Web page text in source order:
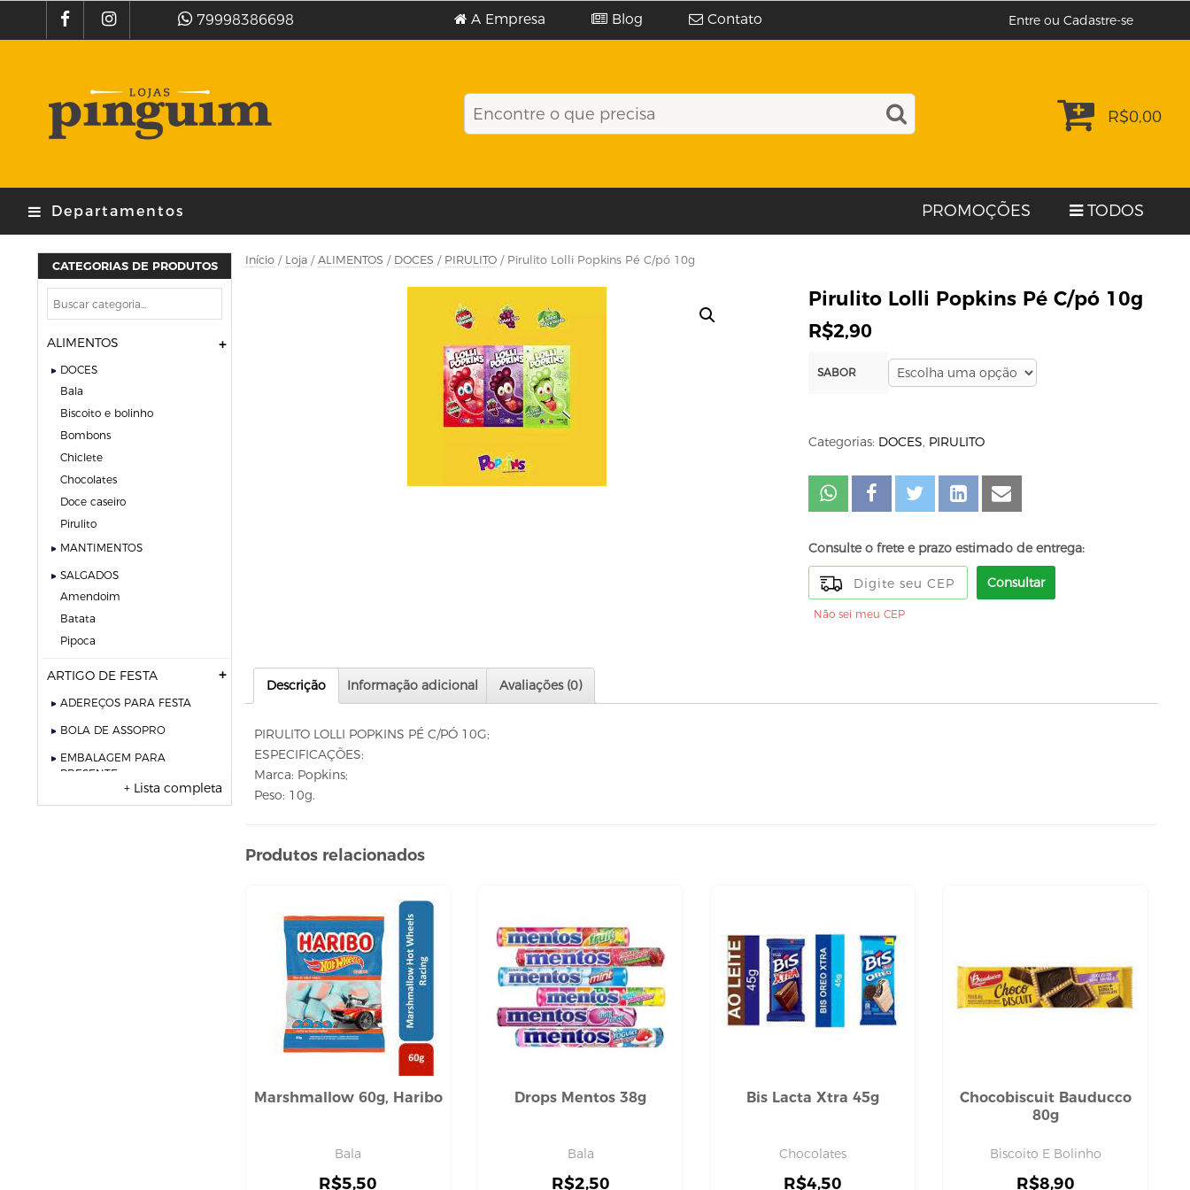
79998386698 A Empresa Blog Contato Entre ou Cadastre-se
R$0,00
Departamentos PROMOÇÕES TODOS
Início / Loja / ALIMENTOS / DOCES / PIRULITO / Pirulito Lolli Popkins Pé C/pó 10g
Pirulito Lolli Popkins Pé C/pó 10g
R$2,90
SABOR
Categorias: DOCES, PIRULITO
Consulte o frete e prazo estimado de entrega:
Consultar
Não sei meu CEP
Descrição Informação adicional Avaliações (0)
PIRULITO LOLLI POPKINS PÉ C/PÓ 10G;
ESPECIFICAÇÕES:
Marca: Popkins;
Peso: 10g.
Produtos relacionados
Marshmallow 60g, Haribo
Bala
R$5,50
Drops Mentos 38g
Bala
R$2,50
Bis Lacta Xtra 45g
Chocolates
R$4,50
Chocobiscuit Bauducco
80g
Biscoito E Bolinho
R$8,90
CATEGORIAS DE PRODUTOS
ALIMENTOS
DOCES
bala
biscoito e bolinho
bombons
chiclete
chocolates
doce caseiro
pirulito
MANTIMENTOS
SALGADOS
amendoim
batata
pipoca
ARTIGO DE FESTA
ADEREÇOS PARA FESTA
BOLA DE ASSOPRO
EMBALAGEM PARA
PRESENTE
+ Lista completa